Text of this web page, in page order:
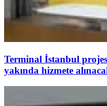
Terminal İstanbul
yakında hizmete